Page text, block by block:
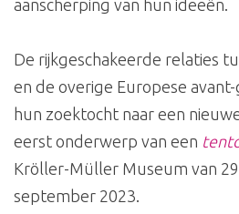
aanscherping van hun ideeën.
De rijkgeschakeerde relaties
en de overige Europese
hun zoektocht naar een
eerst onderwerp van een
Kröller-Müller Museum van
september 2023.